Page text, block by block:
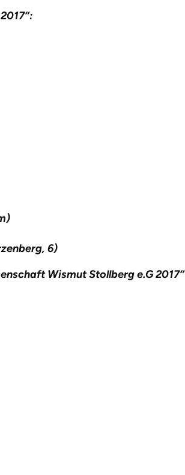
6)
Wismut Stollberg e.G 2017“